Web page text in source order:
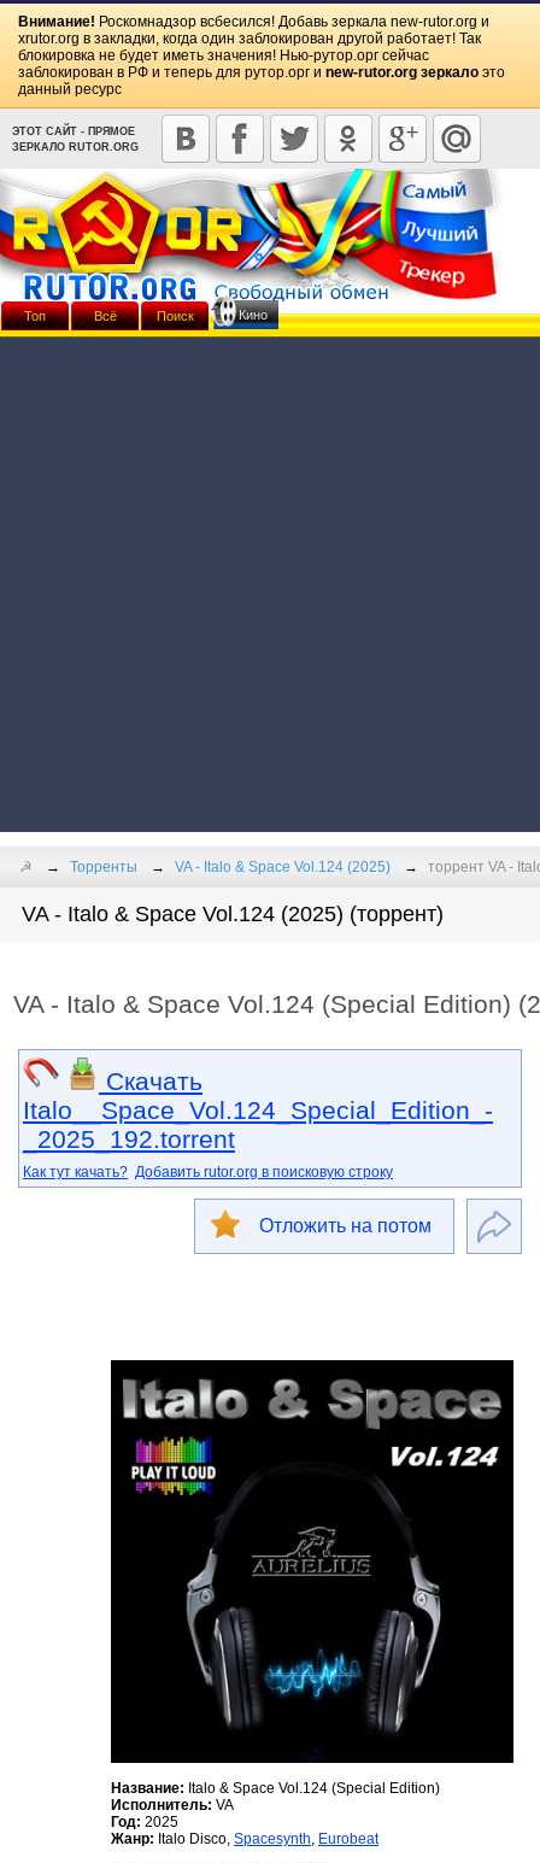
Внимание! Роскомнадзор всбесился! Добавь зеркала new-rutor.org и
xrutor.org в закладки, когда один заблокирован другой работает! Так
блокировка не будет иметь значения! Нью-рутор.орг сейчас
заблокирован в РФ и теперь для рутор.орг и new-rutor.org зеркало это
данный ресурс
ЭТОТ САЙТ - ПРЯМОЕ
ЗЕРКАЛО RUTOR.ORG
☭ Торренты VA - Italo & Space Vol.124 (2025) торрент VA -
VA - Italo & Space Vol.124 (2025) (торрент)
VA - Italo & Space Vol.124 (Special Edition)
Скачать
Italo__Space_Vol.124_Special_Edition_-
_2025_192.torrent
Как тут качать? Добавить rutor.org в поисковую строку
Отложить на потом
Название: Italo & Space Vol.124 (Special Edition)
Исполнитель: VA
Год: 2025
Жанр: Italo Disco, Spacesynth, Eurobeat